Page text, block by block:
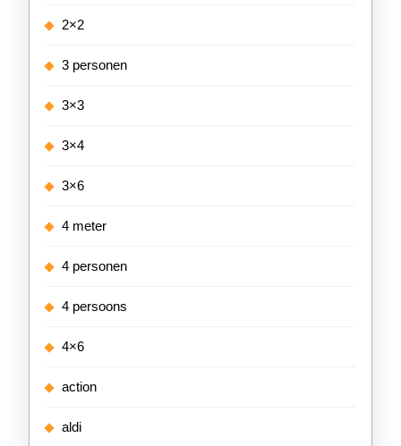
2×2
3 personen
3×3
3×4
3×6
4 meter
4 personen
4 persoons
4×6
action
aldi